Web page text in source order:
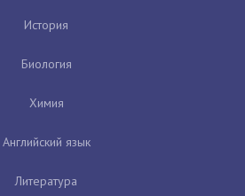
История
Биология
Химия
Английский язык
Литература